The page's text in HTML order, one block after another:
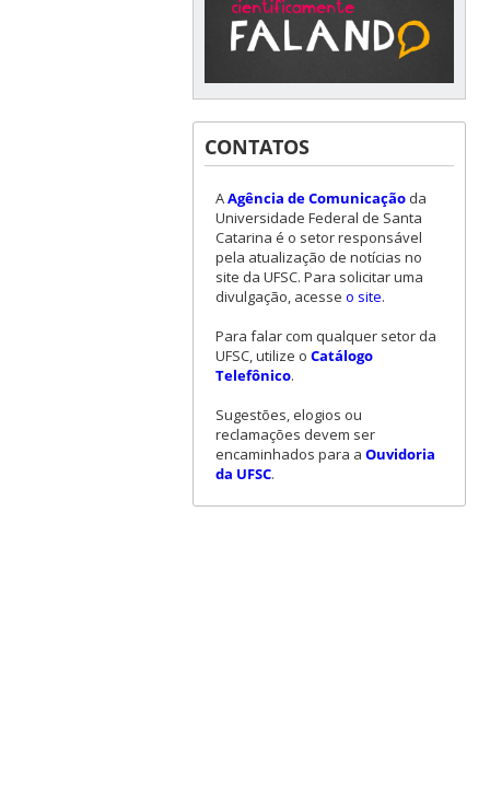
CONTATOS
AAgência de Comunicaçãoda
Universidade Federal de Santa
Catarina é o setor responsável
pela atualização de notícias no
site da UFSC. Para solicitar uma
divulgação, acesse o site.
Para falar com qualquer setor da
UFSC, utilize o Catálogo
Telefônico.
Sugestões, elogios ou
reclamações devem ser
encaminhados para a Ouvidoria
da UFSC.